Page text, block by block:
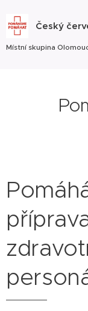
Český
Místní skupina